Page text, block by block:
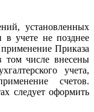
установленных
учете не позднее
применение Приказа
числе внесены
учета,
счетов.
следует оформить